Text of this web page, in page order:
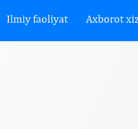
Ilmiy faoliyat Axborot